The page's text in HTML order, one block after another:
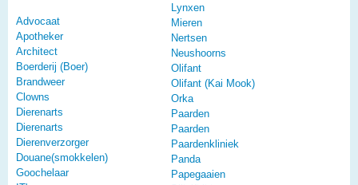
Advocaat
Apotheker
Architect
Boerderij (Boer)
Brandweer
Clowns
Dierenarts
Dierenarts
Dierenverzorger
Douane(smokkelen)
Goochelaar
Lynxen
Mieren
Nertsen
Neushoorns
Olifant
Olifant (Kai Mook)
Orka
Paarden
Paarden
Paardenkliniek
Panda
Papegaaien